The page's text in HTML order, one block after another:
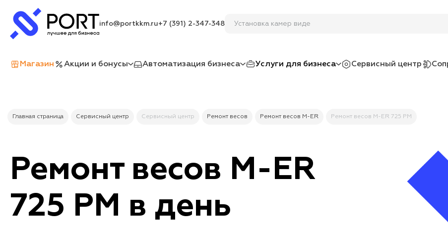
info@portkkm.ru+7 (391) 2-347-348
Магазин Акции и бонусы Автоматизация бизнеса Услуги для бизнеса Сервисный центр
Главная страница Сервисный центр Сервисный центр Ремонт весов Ремонт весов M-ER Ремонт весов M-ER 725 PM
Ремонт весов M-ER
725 PM в день